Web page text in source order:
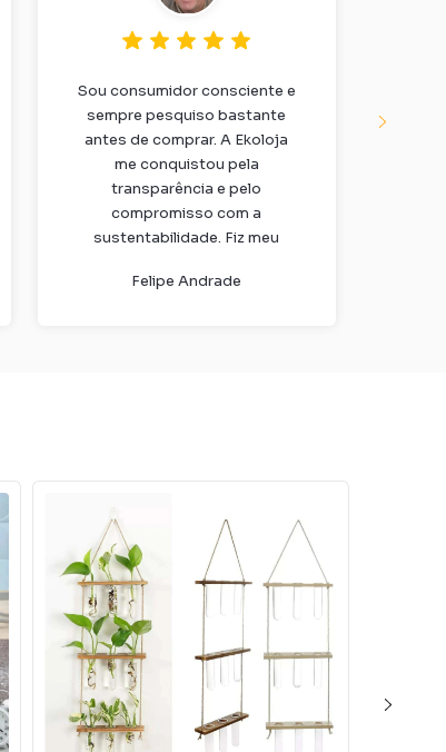
Sou consumidor consciente e
sempre pesquiso bastante
antes de comprar. A Ekoloja
me conquistou pela
transparência e pelo
compromisso com a
sustentabilidade. Fiz meu
bambu e já recomendei para
Felipe Andrade